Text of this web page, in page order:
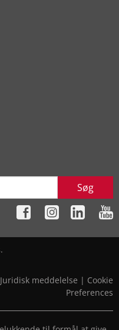
Søg
Juridisk meddelelse | Cookie
Preferences